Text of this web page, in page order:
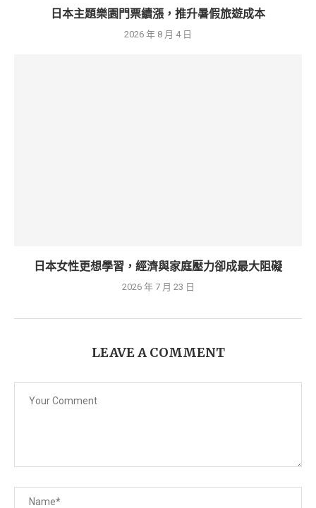
日本主題樂園門票續漲，推升暑假旅遊成本
2026 年 8 月 4 日
日本女性更想學習，經濟與家庭壓力卻成最大阻礙
2026 年 7 月 23 日
LEAVE A COMMENT